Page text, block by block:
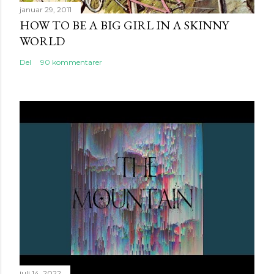
januar 29, 2011
HOW TO BE A BIG GIRL IN A SKINNY
WORLD
Del 90 kommentarer